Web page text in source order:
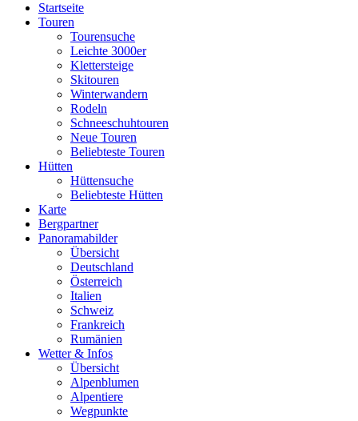
Startseite
Touren
Tourensuche
Leichte 3000er
Klettersteige
Skitouren
Winterwandern
Rodeln
Schneeschuhtouren
Neue Touren
Beliebteste Touren
Hütten
Hüttensuche
Beliebteste Hütten
Karte
Bergpartner
Panoramabilder
Übersicht
Deutschland
Österreich
Italien
Schweiz
Frankreich
Rumänien
Wetter & Infos
Übersicht
Alpenblumen
Alpentiere
Wegpunkte